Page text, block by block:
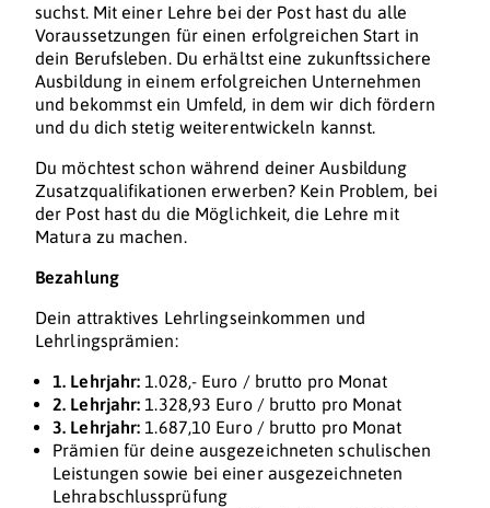
suchst. Mit einer Lehre bei der Post hast du alle
Voraussetzungen für einen erfolgreichen Start in
dein Berufsleben. Du erhältst eine zukunftssichere
Ausbildung in einem erfolgreichen Unternehmen
und bekommst ein Umfeld, in dem wir dich fördern
und du dich stetig weiterentwickeln kannst.
Du möchtest schon während deiner Ausbildung
Zusatzqualifikationen erwerben? Kein Problem, bei
der Post hast du die Möglichkeit, die Lehre mit
Matura zu machen.
Bezahlung
Dein attraktives Lehrlingseinkommen und
Lehrlingsprämien:
1. Lehrjahr: 1.028,- Euro / brutto pro Monat
2. Lehrjahr: 1.328,93 Euro / brutto pro Monat
3. Lehrjahr: 1.687,10 Euro / brutto pro Monat
Prämien für deine ausgezeichneten schulischen
Leistungen sowie bei einer ausgezeichneten
Lehrabschlussprüfung